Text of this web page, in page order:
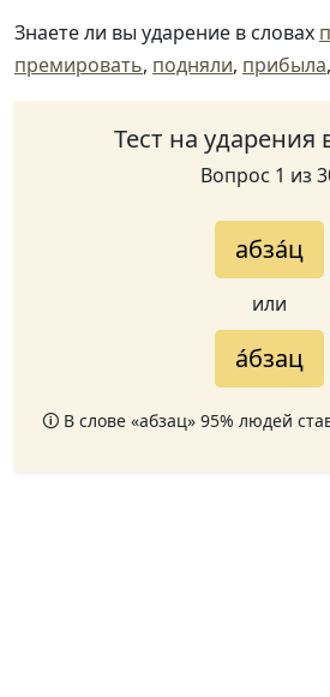
Знаете ли вы ударение в словах
премировать, подняли, прибыла,
Тест на ударения
Вопрос 1 из
абза́ц
или
а́бзац
🛈 В слове «абзац» 95% людей